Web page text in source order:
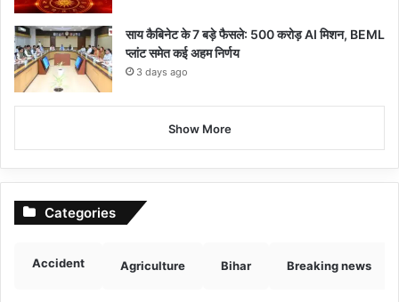
साय कैबिनेट के 7 बड़े फैसले: 500 करोड़ AI मिशन, BEML
प्लांट समेत कई अहम निर्णय
3 days ago
Show More
Categories
Accident Agriculture Bihar Breaking news